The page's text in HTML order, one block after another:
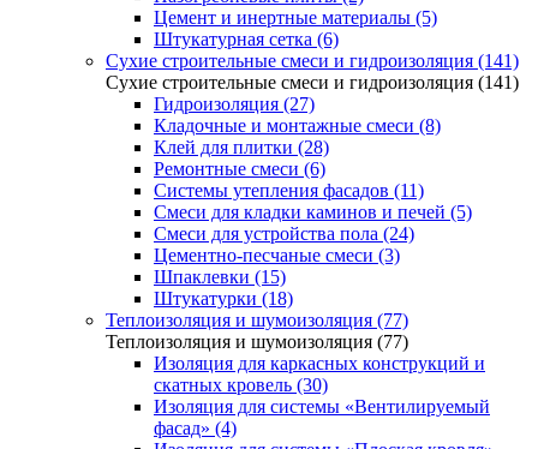
Цемент и инертные материалы (5)
Штукатурная сетка (6)
Сухие строительные смеси и гидроизоляция (141)
Сухие строительные смеси и гидроизоляция (141)
Гидроизоляция (27)
Кладочные и монтажные смеси (8)
Клей для плитки (28)
Ремонтные смеси (6)
Системы утепления фасадов (11)
Смеси для кладки каминов и печей (5)
Смеси для устройства пола (24)
Цементно-песчаные смеси (3)
Шпаклевки (15)
Штукатурки (18)
Теплоизоляция и шумоизоляция (77)
Теплоизоляция и шумоизоляция (77)
Изоляция для каркасных конструкций и
скатных кровель (30)
Изоляция для системы «Вентилируемый
фасад» (4)